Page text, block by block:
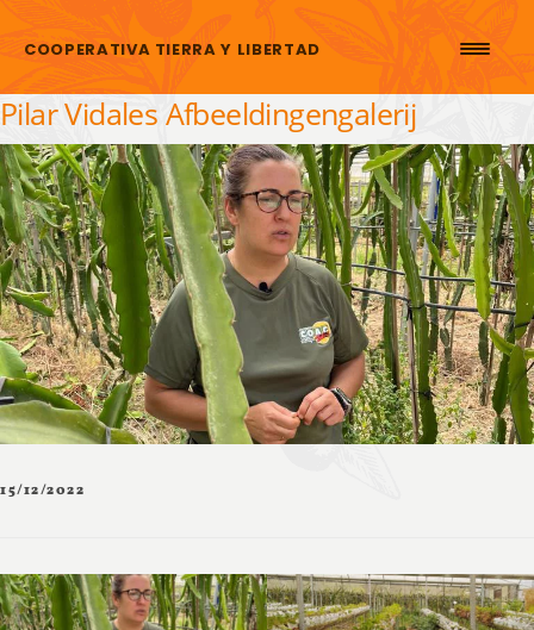
COOPERATIVA TIERRA Y LIBERTAD
Pilar Vidales Afbeeldingengalerij
15/12/2022